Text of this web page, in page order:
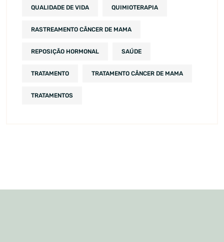
QUALIDADE DE VIDA QUIMIOTERAPIA
RASTREAMENTO CÂNCER DE MAMA
REPOSIÇÃO HORMONAL SAÚDE
TRATAMENTO TRATAMENTO CÂNCER DE MAMA
TRATAMENTOS